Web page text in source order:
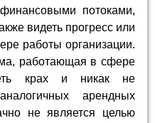
потоками,
видеть прогресс или
работы организации.
работающая в сфере
крах и никак не
арендных
не является целью